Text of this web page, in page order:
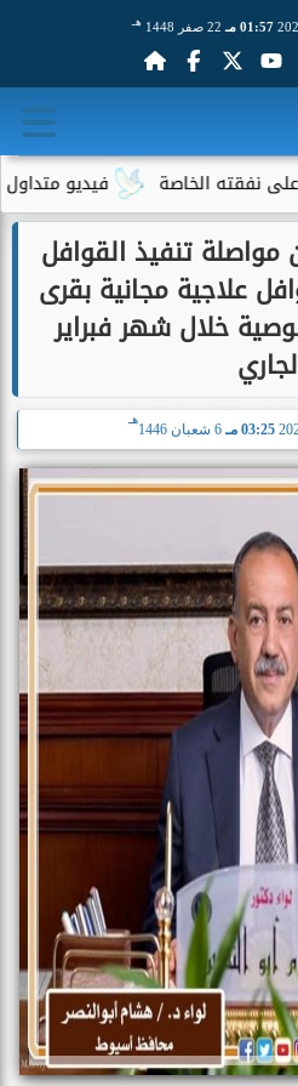
01:57 مـ 22 صفر 1448 هـ
فيديو متداول لسيدة الخاصة
تنفيذ القوافل
بتنظيم 6 قوافل علاجية مجانية بقرى
خلال شهر فبراير
03:25 مـ 6 شعبان 1446
هـ